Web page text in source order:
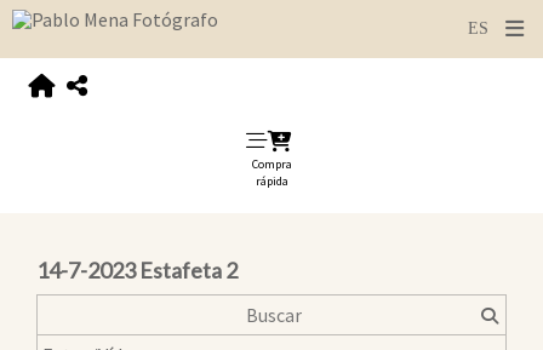
Compra
rápida
14-7-2023 Estafeta 2